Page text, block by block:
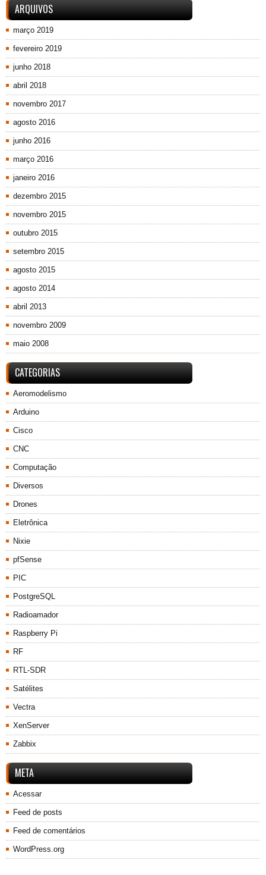
ARQUIVOS
março 2019
fevereiro 2019
junho 2018
abril 2018
novembro 2017
agosto 2016
junho 2016
março 2016
janeiro 2016
dezembro 2015
novembro 2015
outubro 2015
setembro 2015
agosto 2015
agosto 2014
abril 2013
novembro 2009
maio 2008
CATEGORIAS
Aeromodelismo
Arduino
Cisco
CNC
Computação
Diversos
Drones
Eletrônica
Nixie
pfSense
PIC
PostgreSQL
Radioamador
Raspberry Pi
RF
RTL-SDR
Satélites
Vectra
XenServer
Zabbix
META
Acessar
Feed de posts
Feed de comentários
WordPress.org